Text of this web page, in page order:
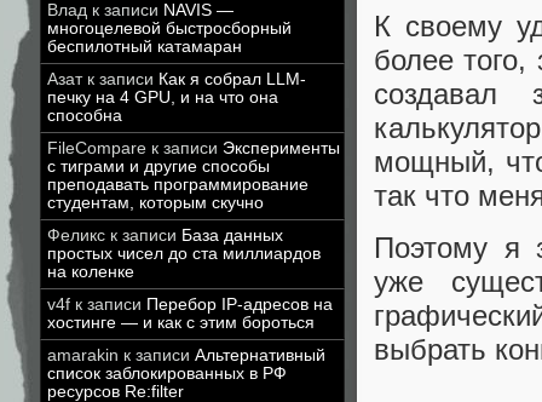
Влад к записи NAVIS —
многоцелевой быстросборный
беспилотный катамаран
Азатк записи Как я собрал LLM-
печку на 4 GPU, и на что она
способна
FileCompare к записи Эксперименты
с тиграми и другие способы
преподавать программирование
студентам, которым скучно
Феликс к записи База данных
простых чисел до ста миллиардов
на коленке
v4f к записи Перебор IP-адресов на
хостинге — и как с этим бороться
amarakin к записи Альтернативный
список заблокированных в РФ
ресурсов Re:filter
К своему
более
создавал
мощный,
так что
Поэтому я
уже
выбрать